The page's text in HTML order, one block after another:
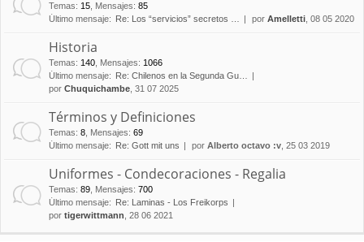
Temas: 15 Mensajes: 85
Último mensaje:
Re: Los “servicios” secretos … por Amelletti , 08 05 2020
Historia
Temas: 140 Mensajes: 1066
Último mensaje:
Re: Chilenos en la Segunda Gu…
por Chuquichambe , 31 07 2025
Términos y Definiciones
Temas: 8 Mensajes: 69
Último mensaje:
Re: Gott mit uns por Alberto octavo :v , 25 03 2019
Uniformes - Condecoraciones - Regalia
Temas: 89 Mensajes: 700
Último mensaje:
Re: Laminas - Los Freikorps
por tigerwittmann , 28 06 2021